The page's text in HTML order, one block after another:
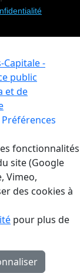
Capitale -
public
et de
Préférences
fonctionnalités
site (Google
Vimeo,
des cookies à
pour plus de